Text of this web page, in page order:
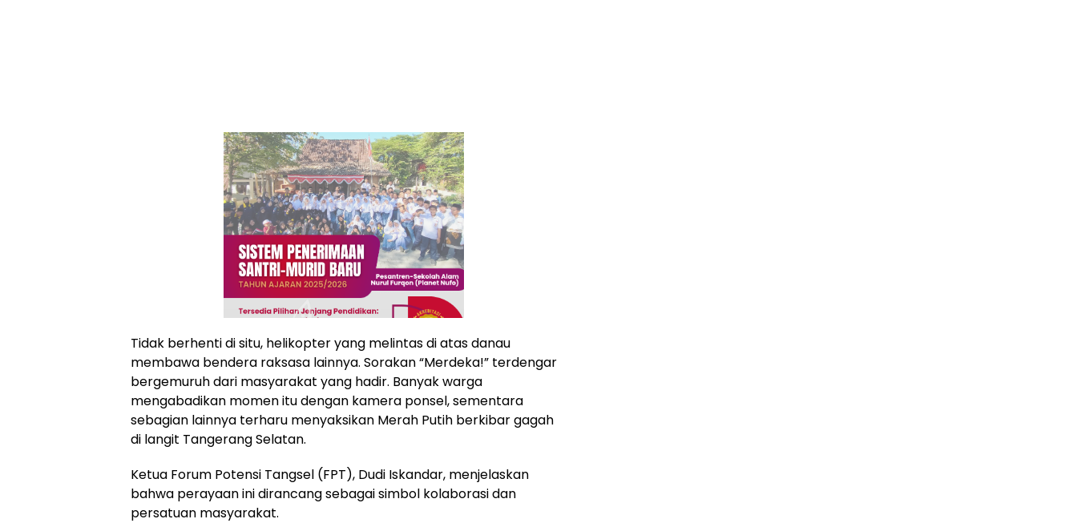
Tidak berhenti di situ, helikopter yang melintas di atas danau
membawa bendera raksasa lainnya. Sorakan “Merdeka!” terdengar
bergemuruh dari masyarakat yang hadir. Banyak warga
mengabadikan momen itu dengan kamera ponsel, sementara
sebagian lainnya terharu menyaksikan Merah Putih berkibar gagah
di langit Tangerang Selatan.
Ketua Forum Potensi Tangsel (FPT), Dudi Iskandar, menjelaskan
bahwa perayaan ini dirancang sebagai simbol kolaborasi dan
persatuan masyarakat.